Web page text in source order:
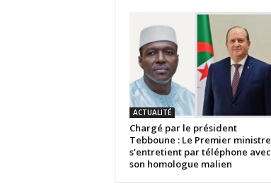
ACTUALITÉ
Chargé par le président
Tebboune : Le Premier ministre
s’entretient par téléphone avec
son homologue malien